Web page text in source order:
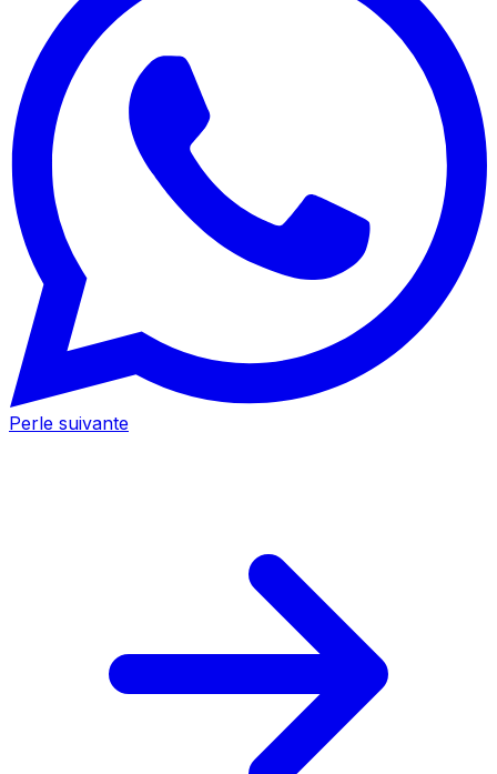
Perle suivante